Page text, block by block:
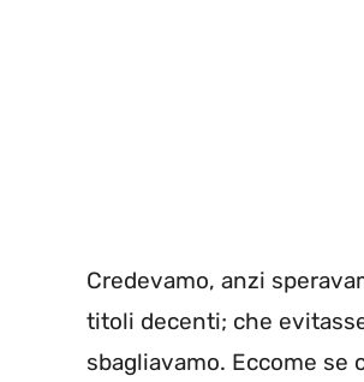
Credevamo, anzi
titoli decenti; che
sbagliavamo. Eccome se